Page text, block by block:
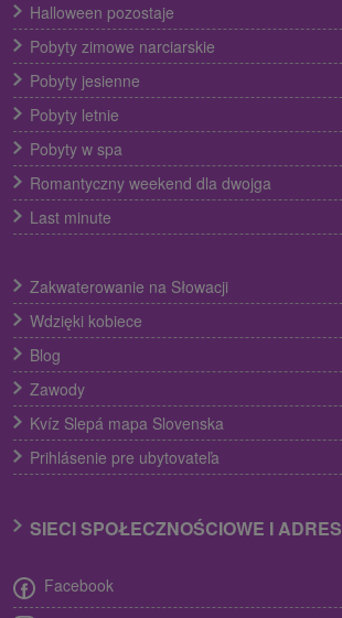
Halloween pozostaje
Pobyty zimowe narciarskie
Pobyty jesienne
Pobyty letnie
Pobyty w spa
Romantyczny weekend dla dwojga
Last minute
Zakwaterowanie na Słowacji
Wdzięki kobiece
Blog
Zawody
Kvíz Slepá mapa Slovenska
Prihlásenie pre ubytovateľa
SIECI SPOŁECZNOŚCIOWE I ADRES
Facebook